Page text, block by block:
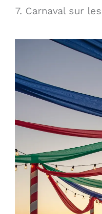
7. Carnaval sur